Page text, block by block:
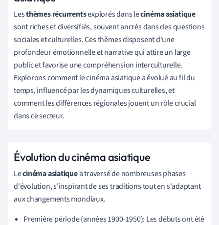
Lesthèmes récurrentsexplorés dans lecinéma asiatique
sont riches et diversifiés, souvent ancrés dans des questions
sociales et culturelles. Ces thèmes disposent d'une
profondeur émotionnelle et narrative qui attire un large
public et favorise une compréhension interculturelle.
Explorons comment le cinéma asiatique a évolué au fil du
temps, influencé par les dynamiques culturelles, et
comment les différences régionales jouent un rôle crucial
dans ce secteur.
Évolution du cinéma asiatique
Lecinéma asiatiquea traversé de nombreuses phases
d'évolution, s'inspirant de ses traditions tout en s'adaptant
aux changements mondiaux.
Première période (années 1900-1950): Les débuts ont été